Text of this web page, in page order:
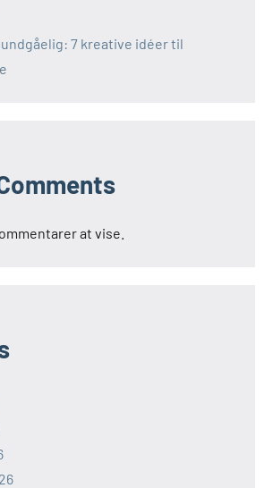
7 kreative idéer til
at vise.